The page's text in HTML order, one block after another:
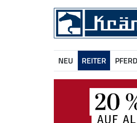
NEU REITER PFERD